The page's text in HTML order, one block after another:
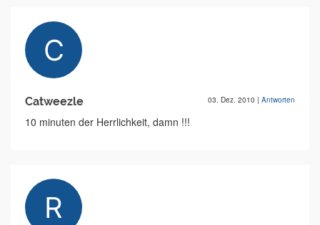
Catweezle 03. Dez. 2010 | Antworten
10 minuten der Herrlichkeit, damn !!!